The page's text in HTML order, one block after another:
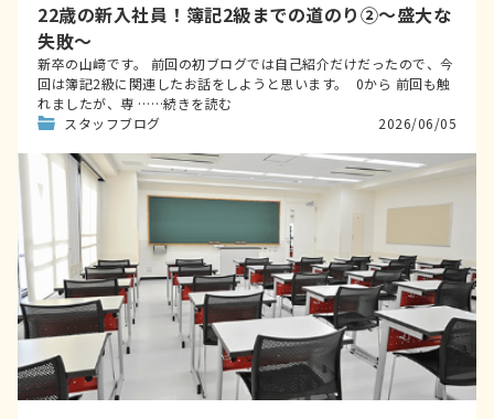
22歳の新入社員！簿記2級までの道のり②～盛大な
失敗～
新卒の山﨑です。 前回の初ブログでは自己紹介だけだったので、今
回は簿記2級に関連したお話をしようと思います。 0から 前回も触
れましたが、専 ……続きを読む
スタッフブログ
2026/06/05